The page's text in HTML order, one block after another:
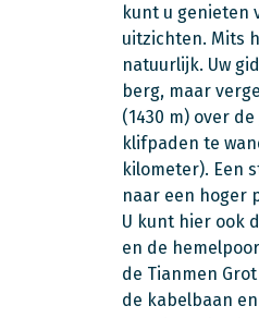
kunt u genieten
uitzichten. Mits
natuurlijk. Uw
berg, maar
(1430 m) over
klifpaden te
kilometer). Een
naar een hoger
U kunt hier ook
en de
de Tianmen
de kabelbaan